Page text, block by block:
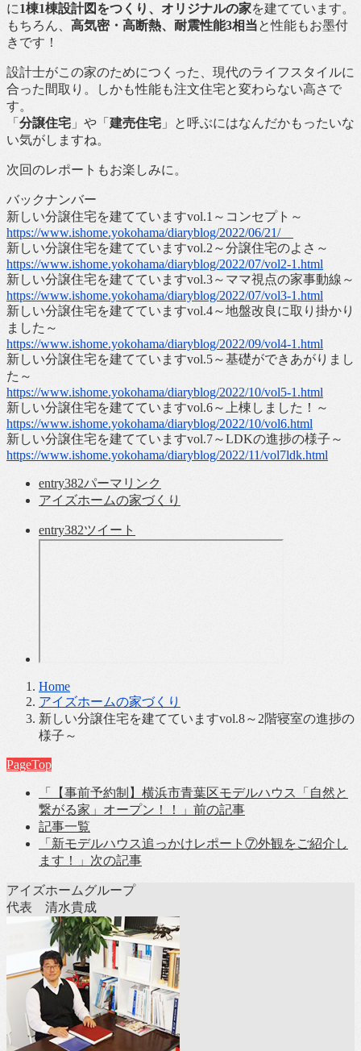
に1棟1棟設計図をつくり、オリジナルの家を建てています。
もちろん、 高気密・高断熱、耐震性能3相当と性能もお墨付
きです！
設計士がこの家のためにつくった、現代のライフスタイルに
合った間取り。しかも性能も注文住宅と変わらない高さで
す。
「 分譲住宅 」や「 建売住宅 」と呼ぶにはなんだかもったいな
い気がしますね。
次回のレポートもお楽しみに。
バックナンバー
新しい分譲住宅を建てていますvol.1～コンセプト～
https://www.ishome.yokohama/diaryblog/2022/06/21/
新しい分譲住宅を建てていますvol.2～分譲住宅のよさ～
https://www.ishome.yokohama/diaryblog/2022/07/vol2-1.html
新しい分譲住宅を建てていますvol.3～ママ視点の家事動線～
https://www.ishome.yokohama/diaryblog/2022/07/vol3-1.html
新しい分譲住宅を建てていますvol.4～地盤改良に取り掛かり
ました～
https://www.ishome.yokohama/diaryblog/2022/09/vol4-1.html
新しい分譲住宅を建てていますvol.5～基礎ができあがりまし
た～
https://www.ishome.yokohama/diaryblog/2022/10/vol5-1.html
新しい分譲住宅を建てていますvol.6～上棟しました！～
https://www.ishome.yokohama/diaryblog/2022/10/vol6.html
新しい分譲住宅を建てていますvol.7～LDKの進捗の様子～
https://www.ishome.yokohama/diaryblog/2022/11/vol7ldk.html
entry382パーマリンク
アイズホームの家づくり
entry382ツイート
Home
アイズホームの家づくり
新しい分譲住宅を建てていますvol.8～2階寝室の進捗の
様子～
PageTop
「【事前予約制】横浜市青葉区モデルハウス「自然と
繋がる家」オープン！！」 前の記事
記事一覧
「新モデルハウス追っかけレポート⑦外観をご紹介し
ます！」 次の記事
アイズホームグループ
代表 清水貴成